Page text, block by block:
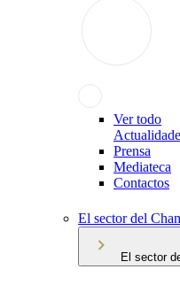
Ver todo
Prensa
Mediateca
Contactos
El sector del
El sector